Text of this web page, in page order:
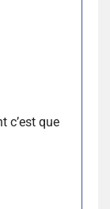
c’est que